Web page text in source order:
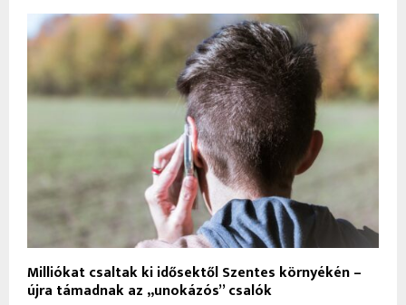
Milliókat csaltak ki idősektől Szentes környékén –
újra támadnak az „unokázós” csalók